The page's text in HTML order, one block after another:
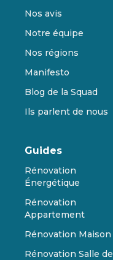
Nos avis
Notre équipe
Nos régions
Manifesto
Blog de la Squad
Ils parlent de nous
Guides
Rénovation
Énergétique
Rénovation
Appartement
Rénovation Maison
Rénovation Salle de